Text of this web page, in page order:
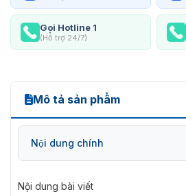
Gọi Hotline 1
(Hỗ trợ 24/7)
Mô tả sản phẩm
Nội dung chính
Nội dung bài viết